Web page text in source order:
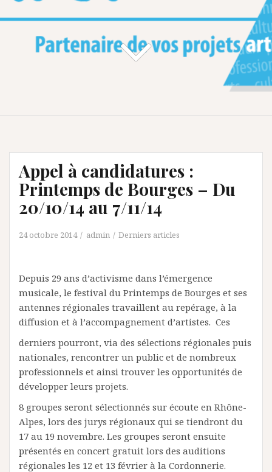
Appel à candidatures :
Printemps de Bourges – Du
20/10/14 au 7/11/14
24 octobre 2014 admin Derniers articles
Depuis 29 ans d’activisme dans l’émergence
musicale, le festival du Printemps de Bourges et ses
antennes régionales travaillent au repérage, à la
diffusion et à l’accompagnement d’artistes. Ces
derniers pourront, via des sélections régionales puis
nationales, rencontrer un public et de nombreux
professionnels et ainsi trouver les opportunités de
développer leurs projets.
8 groupes seront sélectionnés sur écoute en Rhône-
Alpes, lors des jurys régionaux qui se tiendront du
17 au 19 novembre. Les groupes seront ensuite
présentés en concert gratuit lors des auditions
régionales les 12 et 13 février à la Cordonnerie.